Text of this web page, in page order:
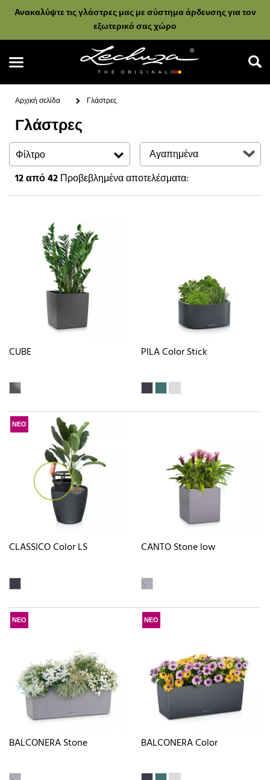
Ανακαλύψτε τις γλάστρες μας με σύστημα άρδευσης για τον
εξωτερικό σας χώρο
Αναζήτηση
Αρχική σελίδα Γλάστρες
Γλάστρες
Φίλτρο
12από 42Προβεβλημένα αποτελέσματα:
CUBE PILA Color Stick
ΝΕΟ
CLASSICO Color LS CANTO Stone low
ΝΕΟ
BALCONERA Stone
ΝΕΟ
BALCONERA Color